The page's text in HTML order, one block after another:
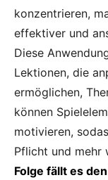
konzentrieren,
effektiver und
Diese
Lektionen, die
ermöglichen,
können
motivieren,
Pflicht und mehr
Folge fällt es